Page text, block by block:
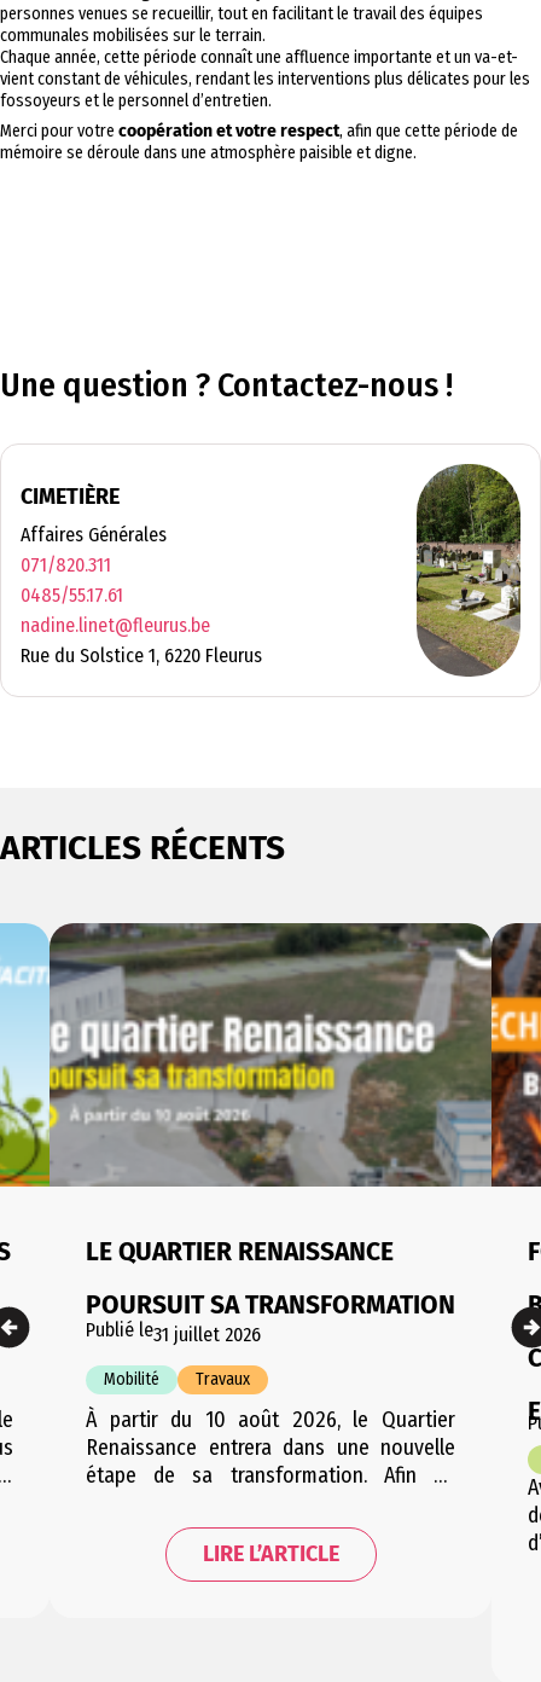
personnes venues se recueillir, tout en facilitant le travail des équipes
communales mobilisées sur le terrain.
Chaque année, cette période connaît une affluence importante et un va-et-
vient constant de véhicules, rendant les interventions plus délicates pour les
fossoyeurs et le personnel d’entretien.
Merci pour votre coopération et votre respect, afin que cette période de
mémoire se déroule dans une atmosphère paisible et digne.
Une question ? Contactez-nous !
CIMETIÈRE
Affaires Générales
071/820.311
0485/55.17.61
nadine.linet@fleurus.be
Rue du Solstice 1, 6220 Fleurus
ARTICLES RÉCENTS
LE QUARTIER RENAISSANCE
POURSUIT SA TRANSFORMATION
Publié le31 juillet 2026
Mobilité Travaux
À partir du 10 août 2026, le Quartier
Renaissance entrera dans une nouvelle
étape de sa transformation. Afin de
condensée et d’engendrer le moins
d’embarras possible pour les riverains,
cette étape sera répartie en plusieurs
LIRE L’ARTICLE